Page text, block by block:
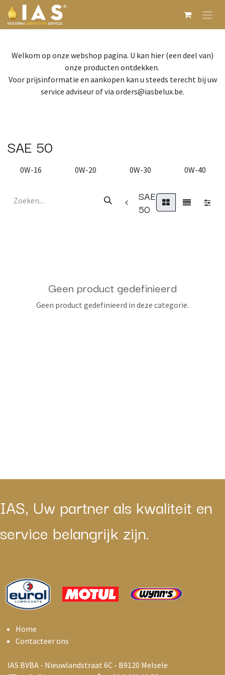
Overslaan naar inhoud
Welkom op onze webshop pagina. U kan hier (een deel van)
onze producten ontdekken.
Voor prijsinformatie en aankopen kan u steeds terecht bij uw
service adviseur of via orders@iasbelux.be.
SAE 50
0W-16 0W-20 0W-30 0W-40
SAE
50
Geen product gedefinieerd
Geen product gedefinieerd in deze categorie.
IAS, Uw partner als kwaliteit en
service belangrijk zijn.
Home
Contacteer ons
IAS BVBA - Nieuwlandstraat 6C - B9120 Melsele